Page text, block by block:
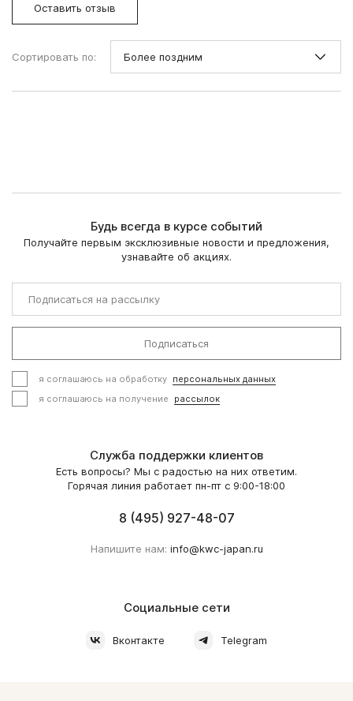
Оставить отзыв
Сортировать по:
Будь всегда в курсе событий
Получайте первым эксклюзивные новости и предложения,
узнавайте об акциях.
Подписаться
я соглашаюсь на обработку персональных данных
я соглашаюсь на получение
рассылок
Служба поддержки клиентов
Есть вопросы? Мы с радостью на них ответим.
Горячая линия работает пн-пт с 9:00-18:00
8 (495) 927-48-07
Напишите нам: info@kwc-japan.ru
Социальные сети
Вконтакте Telegram